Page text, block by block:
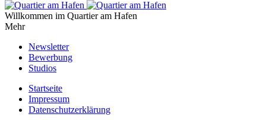
Willkommen im Quartier am Hafen
Mehr
Newsletter
Bewerbung
Studios
Startseite
Impressum
Datenschutzerklärung